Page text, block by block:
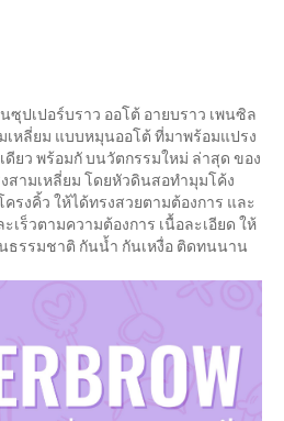
ปเปอร์บราว ออโต้ อายบราว เพนซิล
เหลี่ยม แบบหมุนออโต้ ที่มาพร้อมแปรง
ดียว พร้อมกั บนวัตกรรมใหม่ ล่าสุด ของ
สามเหลี่ยม โดยหัวดินสอทำมุมโค้ง
รงคิ้ว ให้ได้ทรงสวยตามต้องการ และ
เร็วตามความต้องการ เนื้อละเอียด ให้
ธรรมชาติ กันน้ำ กันเหงื่อ ติดทนนาน